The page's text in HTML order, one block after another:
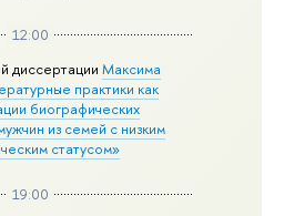
12:00
диссертацииМаксима
практики как
биографических
из семей с низким
статусом»
19:00